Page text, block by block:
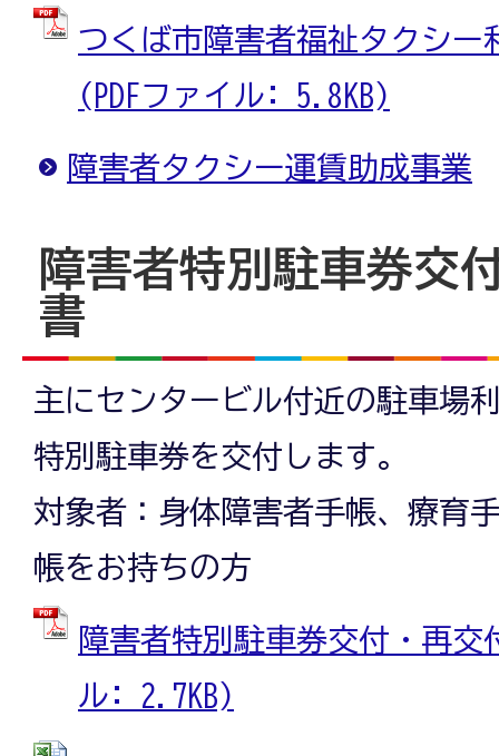
つくば市障害者福祉タクシー
(PDFファイル: 5.8KB)
障害者タクシー運賃助成事業
障害者特別駐車券交
書
主にセンタービル付近の駐車場
特別駐車券を交付します。
対象者：身体障害者手帳、療育
帳をお持ちの方
障害者特別駐車券交付・再交
ル: 2.7KB)